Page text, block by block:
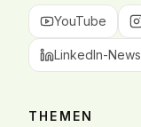
YouTube
LinkedIn-
THEMEN